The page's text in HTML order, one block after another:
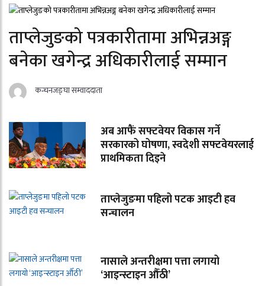
ताप्लेजुङको पत्रकारीतामा अभिन्नअङ्ग
बनेका खगेन्द्र अधिकारीलाई सम्मान
कन्चनजङ्घा सम्वाददाता
अब आफैं सफ्टवेयर विकास गर्ने
सरकारको घोषणा, स्वदेशी सफ्टवेयरलाई
प्राथमिकता दिइने
ताप्लेजुङमा पहिलो पटक आइटी हव
सन्चालन
नासाले अन्तरीक्षमा पत्ता लगायो
‘आइन्स्टाइन औँठी’